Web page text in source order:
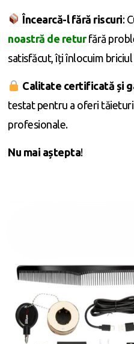
Încearcă-l fără riscuri:
noastră de returfără
satisfăcut, îți înlocuim
Calitate certificată și
testat pentru a oferi
profesionale.
Nu mai aștepta!